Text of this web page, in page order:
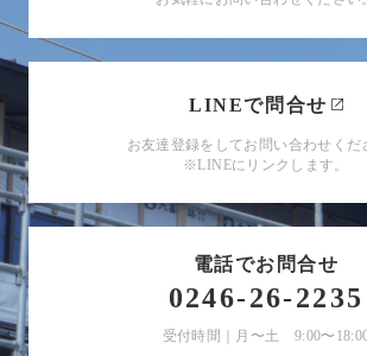
LINEで問合せ
お友達登録をしてお問い合わせくだ
※LINEにリンクします。
電話でお問合せ
0246-26-2235
受付時間｜月〜土 9:00〜